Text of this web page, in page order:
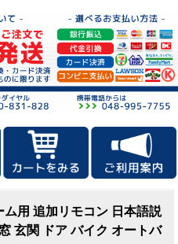
ム用 追加リモコン 日本語説
玄関 ドア バイク オートバ